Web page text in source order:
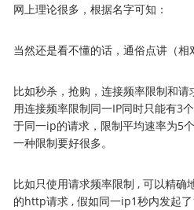
网上理论很多，根据名字可知：
当然还是看不懂的话，通俗点讲（相
比如秒杀，抢购，连接频率限制和
用连接频率限制同一IP同时只能有3
于同一ip的请求，限制平均速率为5
一种限制要好很多。
比如只使用请求频率限制 , 可以精确
的http请求 , 假如同一ip1秒内发起